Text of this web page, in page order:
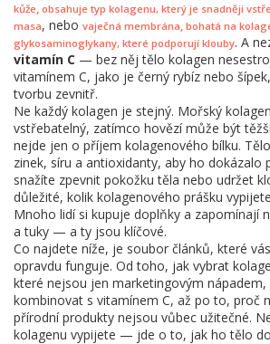
kůže, obsahuje typ kolagenu, který je snadněji
masa, nebo vaječná membrána, bohatá na
glykosaminoglykany, které podporují klouby. A
vitamín C — bez něj tělo kolagen
vitamínem C, jako je černý rybíz nebo
tvorbu zevnitř.
Ne každý kolagen je stejný. Mořský
vstřebatelný, zatímco hovězí může být
nejde jen o příjem kolagenového bílku.
zinek, síru a antioxidanty, aby ho dokázalo
snažíte zpevnit pokožku těla nebo udržet
důležité, kolik kolagenového prášku
Mnoho lidí si kupuje doplňky a zapomínají
a tuky — a ty jsou klíčové.
Co najdete níže, je soubor článků, které
opravdu funguje. Od toho, jak vybrat
které nejsou jen marketingovým
kombinovat s vitamínem C, až po to, proč
přírodní produkty nejsou vůbec užitečné.
kolagenu vypijete — jde o to, jak ho tělo